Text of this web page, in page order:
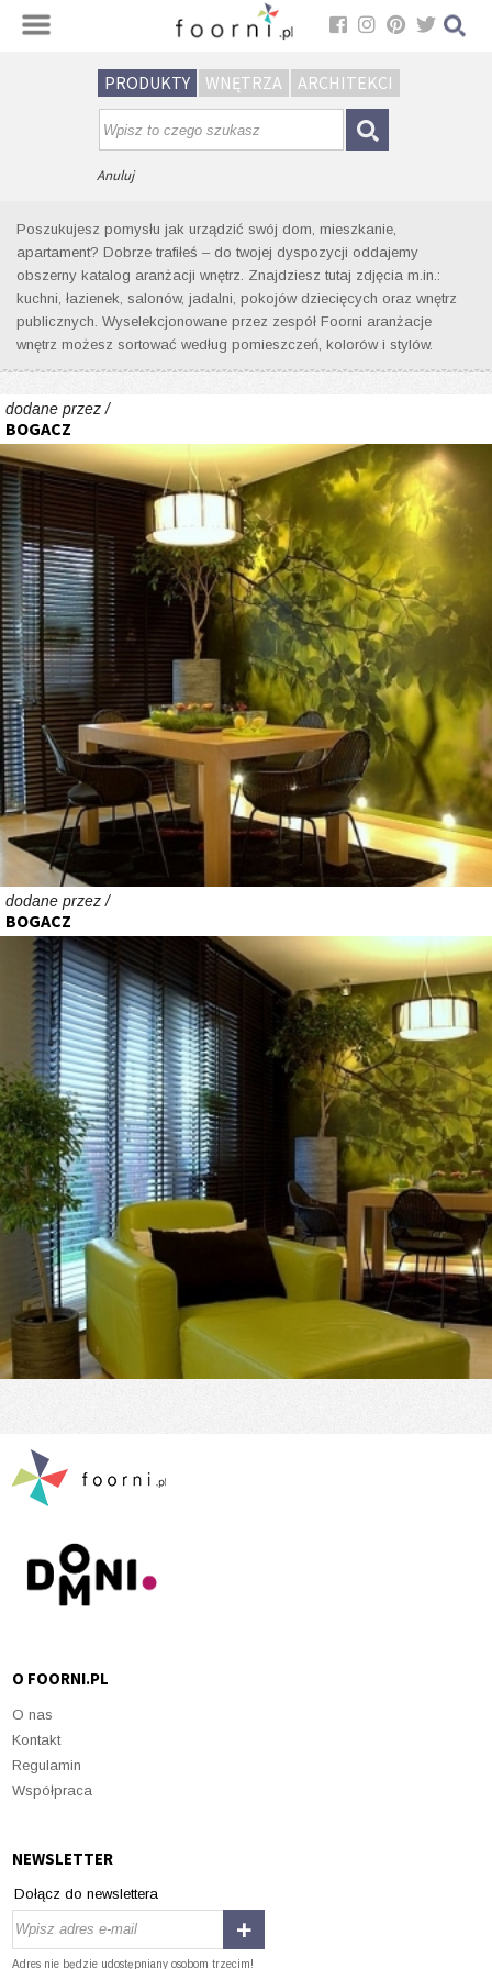
PRODUKTY WNĘTRZA ARCHITEKCI
Anuluj
Wyniki wyszukiwania wnętrz dla
tagu: kwadratowy stół
Poszukujesz pomysłu jak urządzić swój dom, mieszkanie,
apartament? Dobrze trafiłeś – do twojej dyspozycji oddajemy
obszerny katalog aranżacji wnętrz. Znajdziesz tutaj zdjęcia m.in.:
kuchni, łazienek, salonów, jadalni, pokojów dziecięcych oraz wnętrz
publicznych. Wyselekcjonowane przez zespół Foorni aranżacje
wnętrz możesz sortować według pomieszczeń, kolorów i stylów.
dodane przez /
BOGACZ
dodane przez /
BOGACZ
O FOORNI.PL
O nas
Kontakt
Regulamin
Współpraca
NEWSLETTER
Dołącz do newslettera
Adres nie będzie udostępniany osobom trzecim!